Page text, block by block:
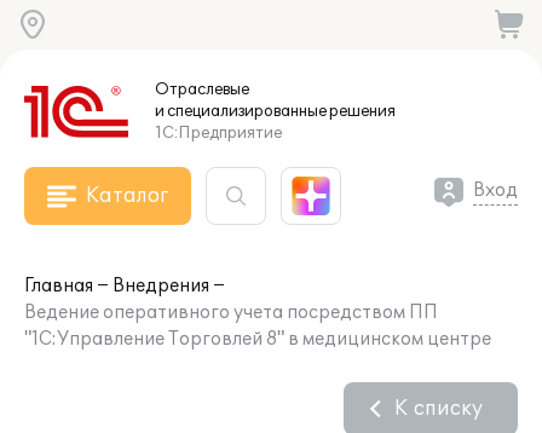
Отраслевые
и специализированныерешения
1С:Предприятие
Каталог Вход
Главная
Внедрения
Ведение оперативного учета посредством ПП
"1С:Управление Торговлей 8" в медицинском центре
К списку